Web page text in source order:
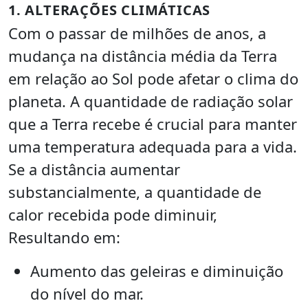
1. ALTERAÇÕES CLIMÁTICAS
Com o passar de milhões de anos, a
mudança na distância média da Terra
em relação ao Sol pode afetar o clima do
planeta. A quantidade de radiação solar
que a Terra recebe é crucial para manter
uma temperatura adequada para a vida.
Se a distância aumentar
substancialmente, a quantidade de
calor recebida pode diminuir,
Resultando em:
Aumento das geleiras e diminuição
do nível do mar.